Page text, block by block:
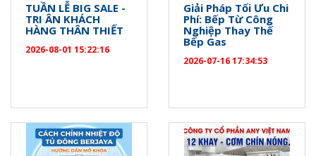
TUẦN LỄ BIG SALE -
TRI ÂN KHÁCH
HÀNG THÂN THIẾT
2026-08-01 15:22:16
Giải Pháp Tối Ưu Chi
Phí: Bếp Từ Công
Nghiệp Thay Thế
Bếp Gas
2026-07-16 17:34:53